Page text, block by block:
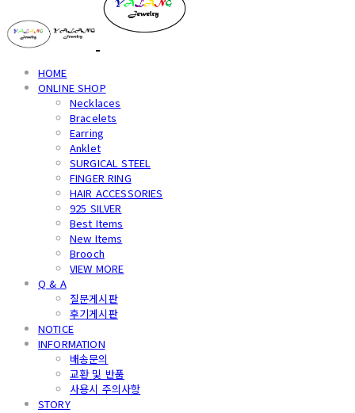
HOME
ONLINE SHOP
Necklaces
Bracelets
Earring
Anklet
SURGICAL STEEL
FINGER RING
HAIR ACCESSORIES
925 SILVER
Best Items
New Items
Brooch
VIEW MORE
Q & A
질문게시판
후기게시판
NOTICE
INFORMATION
배송문의
교환 및 반품
사용시 주의사항
STORY